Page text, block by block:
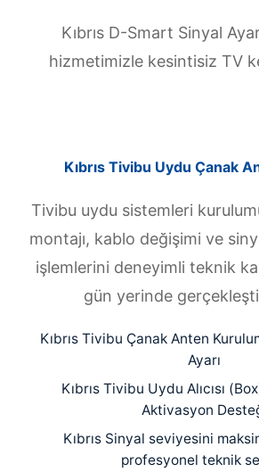
Kıbrıs D-Smart Sinyal
hizmetimizle kesintisiz TV
Kıbrıs Tivibu Uydu Çanak
Tivibu uydu sistemleri
montajı, kablo değişimi ve
işlemlerini deneyimli teknik
gün yerinde
Kıbrıs Tivibu Çanak Anten
Ayarı
Kıbrıs Tivibu Uydu Alıcısı
Aktivasyon
Kıbrıs Sinyal seviyesini
profesyonel teknik